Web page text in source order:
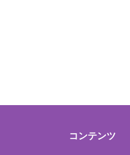
コンテンツ